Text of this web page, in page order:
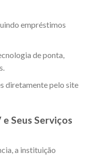
empréstimos
de ponta,
diretamente pelo site
Seus Serviços
a instituição